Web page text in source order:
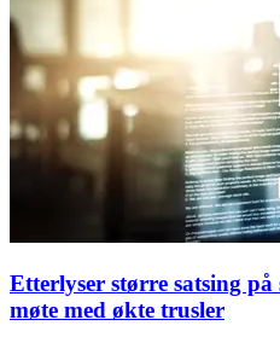
Etterlyser større satsing
møte med økte trusler